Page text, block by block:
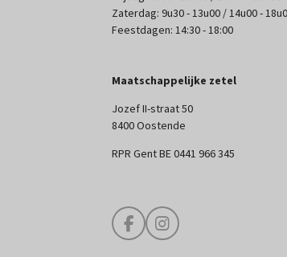
Zaterdag: 9u30 - 13u00 / 14u00 -
Feestdagen: 14:30 - 18:00
Maatschappelijke zetel
Jozef II-straat 50
8400 Oostende
RPR Gent BE 0441 966 345
F
a
I
n